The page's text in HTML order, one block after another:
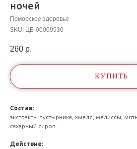
ночей
Поморское здоровье
SKU: ЦБ-00009530
260 р.
КУПИТЬ
Состав:
экстракты пустырника, хмеля, мелиссы,
сахарный сироп.
Действие: